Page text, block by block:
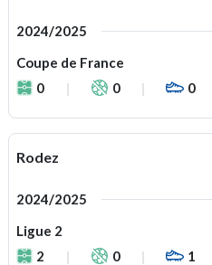
2024/2025
Coupe de France
0
0 0
Rodez
2024/2025
Ligue 2
2
0 1